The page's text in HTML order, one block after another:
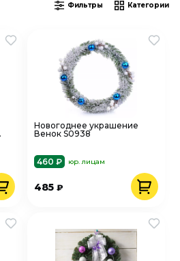
Фильтры Категории
Новогоднее украшение
Венок S0938
460 ₽ юр. лицам
485₽